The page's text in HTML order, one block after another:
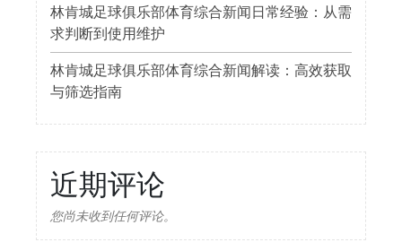
林肯城足球俱乐部体育综合新闻日常经验：从需
求判断到使用维护
林肯城足球俱乐部体育综合新闻解读：高效获取
与筛选指南
近期评论
您尚未收到任何评论。